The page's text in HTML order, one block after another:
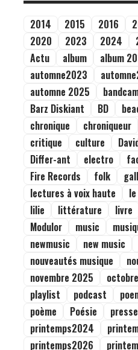
2014 2015 2016
2020
2023 2024
Actu
album album
automne2023
automne 2025
Barz Diskiant
BD
chronique
chroniqueur
critique
culture
Differ-ant
electro
Fire Records
folk
lectures à voix haute
lilie
littérature livre
Modulor
music
newmusic
new music
nouveautés musique
novembre 2025
octobre
playlist
podcast
poème
Poésie presse
printemps2024
printemps2026